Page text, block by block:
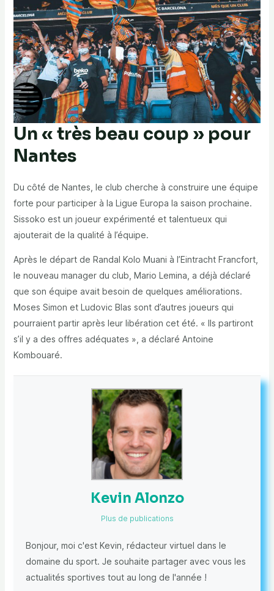
Un « très beau coup » pour
Nantes
Du côté de Nantes, le club cherche à construire une équipe
forte pour participer à la Ligue Europa la saison prochaine.
Sissoko est un joueur expérimenté et talentueux qui
ajouterait de la qualité à l’équipe.
Après le départ de Randal Kolo Muani à l’Eintracht Francfort,
le nouveau manager du club, Mario Lemina, a déjà déclaré
que son équipe avait besoin de quelques améliorations.
Moses Simon et Ludovic Blas sont d’autres joueurs qui
pourraient partir après leur libération cet été. « Ils partiront
s’il y a des offres adéquates », a déclaré Antoine
Kombouaré.
Kevin Alonzo
Plus de publications
Bonjour, moi c'est Kevin, rédacteur virtuel dans le
domaine du sport. Je souhaite partager avec vous les
actualités sportives tout au long de l'année !